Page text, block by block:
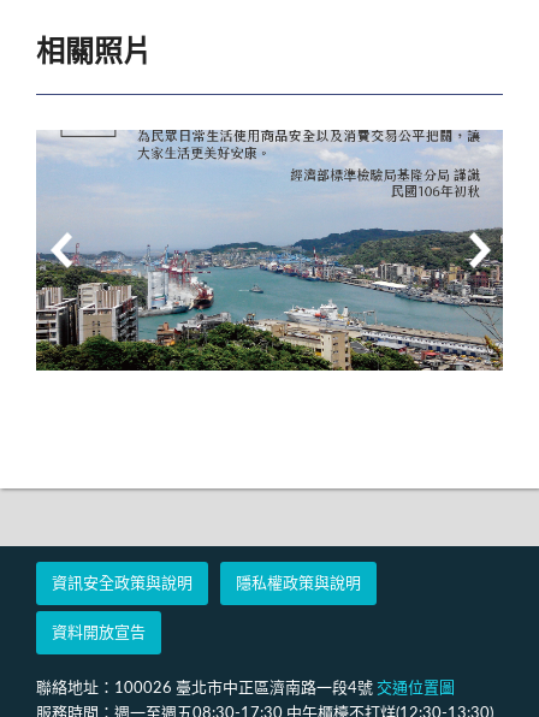
相關照片
資訊安全政策與說明 隱私權政策與說明
資料開放宣告
聯絡地址：100026 臺北市中正區濟南路一段4號 交通位置圖